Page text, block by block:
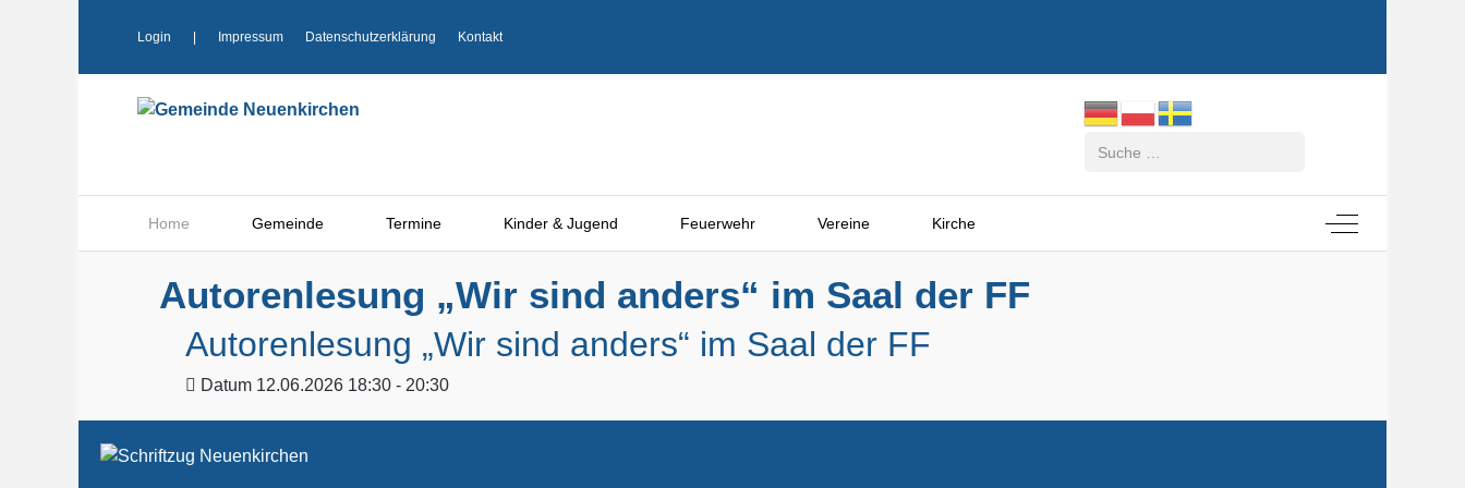
Login Impressum Datenschutzerklärung Kontakt
Home Gemeinde Termine Kinder & Jugend Feuerwehr Vereine Kirche Off-Canvas
Autorenlesung „Wir sind anders“ im Saal der FF
Autorenlesung „Wir sind anders“ im Saal der FF
Datum 12.06.2026 18:30 - 20:30